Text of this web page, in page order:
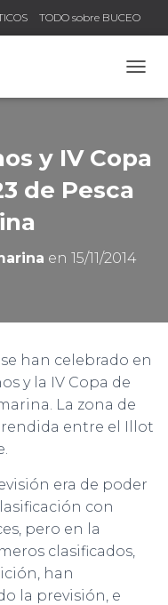
TODO sobre BUCEO
LICENCIA
y IV Copa
de Pesca
en 15/11/2014
han celebrado en
y la IV Copa de
La zona de
entre el Illot
era de poder
con
pero en la
clasificados,
han
la previsión, e